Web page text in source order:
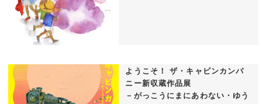
ようこそ！ ザ・キャビンカンパ
ニー新収蔵作品展
－がっこうにまにあわない・ゆう